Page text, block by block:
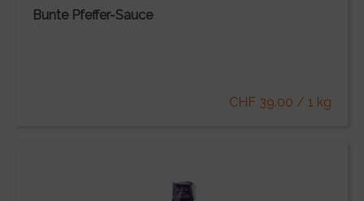
Bunte Pfeffer-Sauce
CHF 39.00 / 1 kg